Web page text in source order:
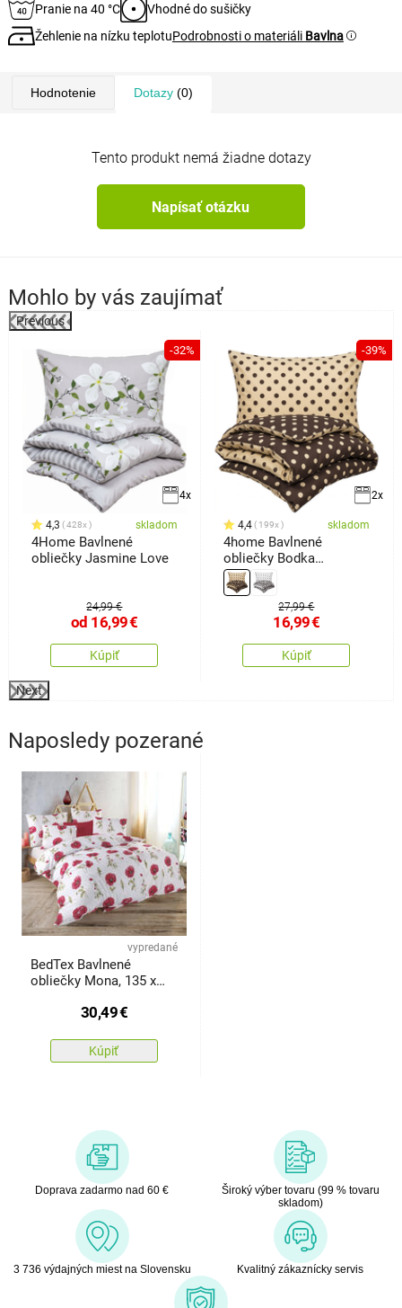
Pranie na 40 °C
Vhodné do sušičky
Žehlenie na nízku teplotuPodrobnosti o materiáli Bavlna
Hodnotenie Dotazy(0)
Tento produkt nemá žiadne dotazy
Napísať otázku
Mohlo by vás zaujímať
Previous
-32%
4x
4,3 428x skladom
4Home Bavlnené
obliečky Jasmine Love
24,99 €
od 16,99€
Kúpiť
-39%
2x
4,4 199x skladom
4home Bavlnené
obliečky Bodka
Čokoláda, 140 x 220 cm,
70 x 90 cm
27,99 €
16,99€
Kúpiť
Next
Naposledy pozerané
vypredané
BedTex Bavlnené
obliečky Mona, 135 x
30,49€
Kúpiť
Doprava zadarmo nad 60 €
Široký výber tovaru (99 % tovaru
skladom)
3 736 výdajných miest na Slovensku Kvalitný zákaznícky servis